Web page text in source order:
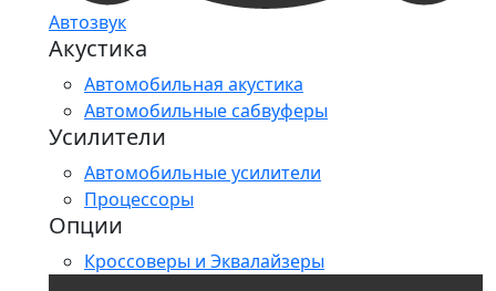
Автозвук
Акустика
Автомобильная акустика
Автомобильные сабвуферы
Усилители
Автомобильные усилители
Процессоры
Опции
Кроссоверы и Эквалайзеры